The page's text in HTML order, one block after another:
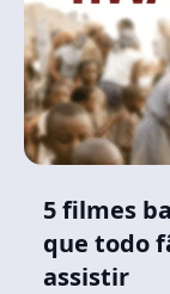
5 filmes
que todo
assistir